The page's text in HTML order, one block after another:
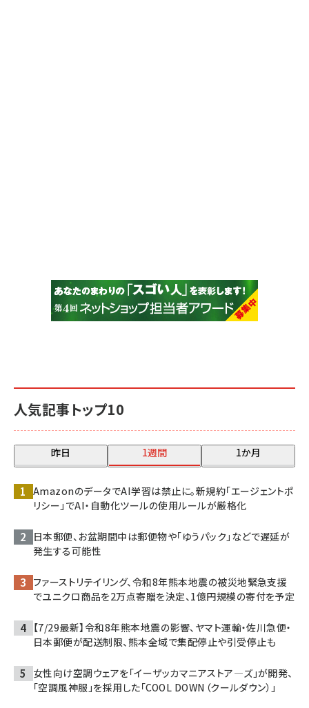
人気記事トップ10
昨日 1週間 1か月
AmazonのデータでAI学習は禁止に。新規約「エージェントポ
リシー」でAI・自動化ツールの使用ルールが厳格化
日本郵便、お盆期間中は郵便物や「ゆうパック」などで遅延が
発生する可能性
ファーストリテイリング、令和8年熊本地震の被災地緊急支援
でユニクロ商品を2万点寄贈を決定、1億円規模の寄付を予定
【7/29最新】令和8年熊本地震の影響、ヤマト運輸・佐川急便・
日本郵便が配送制限、熊本全域で集配停止や引受停止も
女性向け空調ウェアを「イーザッカマニアストア―ズ」が開発、
「空調風神服」を採用した「COOL DOWN（クールダウン）」